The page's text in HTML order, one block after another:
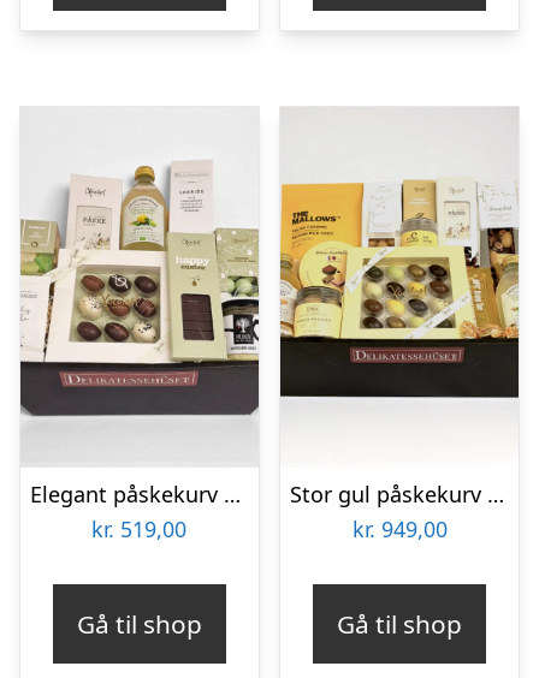
Elegant påskekurv med lemonade, vingummi og chokolade
kr. 519,00
Gå til shop
Stor gul påskekurv 2026
kr. 949,00
Gå til shop